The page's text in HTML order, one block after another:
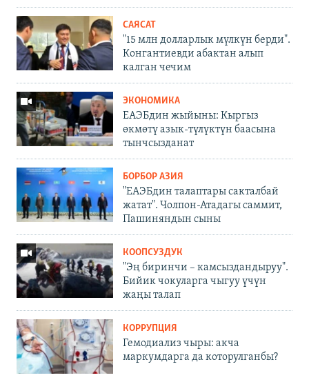
САЯСАТ
"15 млн долларлык мүлкүн берди".
Конгантиевди абактан алып
калган чечим
ЭКОНОМИКА
ЕАЭБдин жыйыны: Кыргыз
өкмөтү азык-түлүктүн баасына
тынчсызданат
БОРБОР АЗИЯ
"ЕАЭБдин талаптары сакталбай
жатат". Чолпон-Атадагы саммит,
Пашиняндын сыны
КООПСУЗДУК
"Эң биринчи – камсыздандыруу".
Бийик чокуларга чыгуу үчүн
жаңы талап
КОРРУПЦИЯ
Гемодиализ чыры: акча
маркумдарга да которулганбы?